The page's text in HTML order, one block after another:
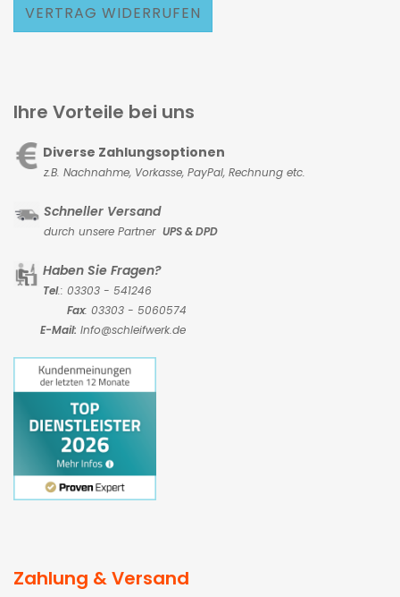
VERTRAG WIDERRUFEN
Ihre Vorteile bei uns
Diverse Zahlungsoptionen
z.B. Nachnahme, Vorkasse, PayPal, Rechnung etc.
Schneller Versand
durch unsere Partner UPS & DPD
Haben Sie Fragen?
Tel.: 03303 - 541246
Fax: 03303 - 5060574
E-Mail: Info@schleifwerk.de
Zahlung & Versand